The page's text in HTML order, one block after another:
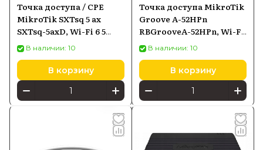
Точка доступа / CPE
MikroTik SXTsq 5 ax
SXTsq-5axD, Wi-Fi 6 5
ГГц, PoE-in
В наличии: 10
В корзину
Точка доступа MikroTik
Groove A-52HPn
RBGrooveA-52HPn, Wi-Fi
2,4/5 ГГц 802.11a/b/g/n,
PoE-in
В наличии: 10
В корзину